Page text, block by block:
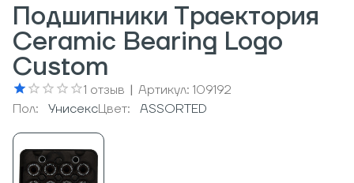
Подшипники Траектория
Ceramic Bearing Logo
Custom
1 отзыв | Артикул: 109192
Пол:
УнисексЦвет: ASSORTED